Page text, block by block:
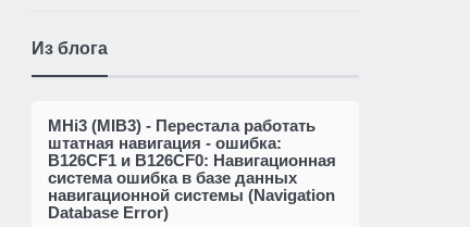
Из блога
MHi3 (MIB3) - Перестала работать
штатная навигация - ошибка:
B126CF1 и B126CF0: Навигационная
система ошибка в базе данных
навигационной системы (Navigation
Database Error)